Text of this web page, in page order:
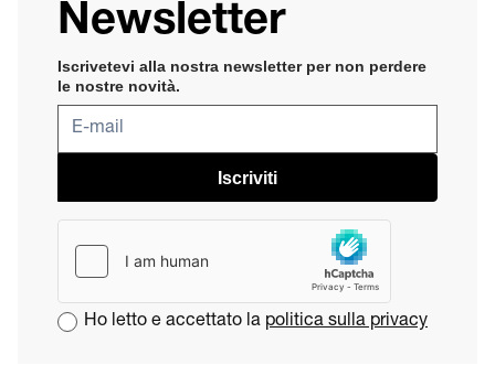
Newsletter
Iscrivetevi alla nostra newsletter per non perdere
le nostre novità​.
Iscriviti
Ho letto e accettato la politica sulla privacy